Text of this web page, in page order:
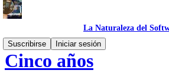
La Naturaleza del
Suscribirse
Iniciar sesión
Cinco años